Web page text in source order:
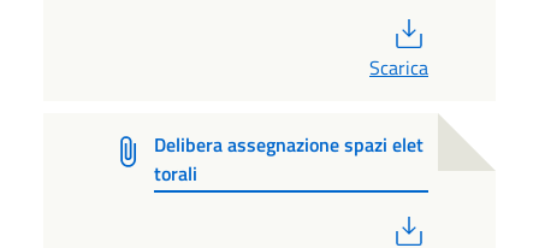
Scarica
Delibera assegnazione spazi elet
torali